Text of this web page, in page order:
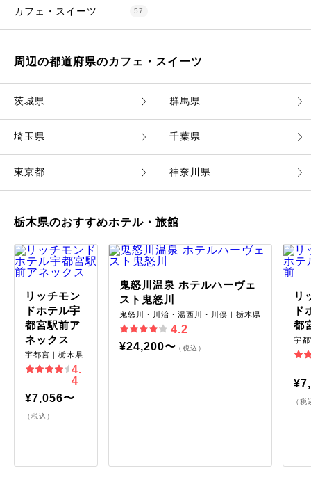
カフェ・スイーツ 57
周辺の都道府県のカフェ・スイーツ
茨城県 群馬県
埼玉県 千葉県
東京都 神奈川県
栃木県のおすすめホテル・旅館
リッチモン
ドホテル宇
都宮駅前ア
ネックス
宇都宮｜栃木県
4.
4
¥7,056〜
（税込）
鬼怒川温泉 ホテルハーヴェ
スト鬼怒川
鬼怒川・川治・湯西川・川俣｜栃木県
4.2
¥24,200〜（税込）
リ
ド
都
宇
（税